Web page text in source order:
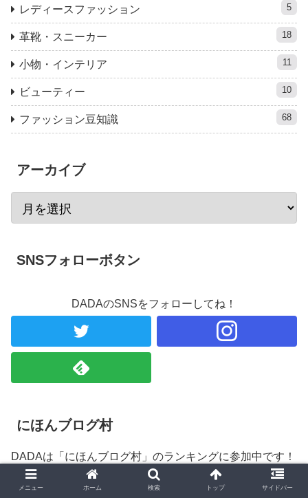
レディースファッション 5
革靴・スニーカー 18
小物・インテリア 11
ビューティー 10
ファッション豆知識 68
アーカイブ
SNSフォローボタン
DADAのSNSをフォローしてね！
にほんブログ村
DADAは「にほんブログ村」のランキングに参加中です！
クリックしていただけるとランキングポイントが加算され
メニュー ホーム 検索 トップ サイドバー